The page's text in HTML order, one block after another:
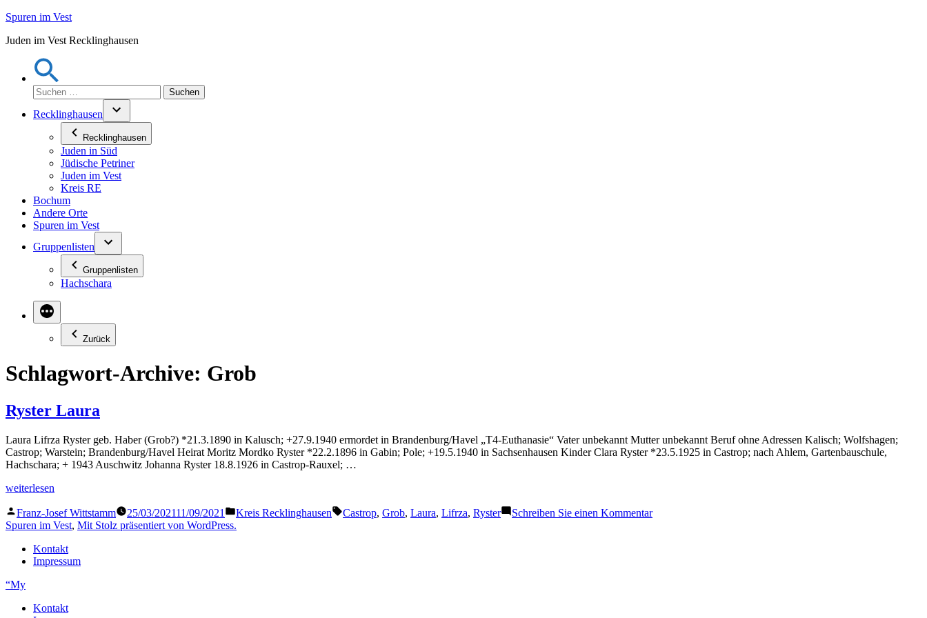
Zum
springen
Spuren im Vest
Juden im Vest Recklinghausen
Suchen
nach:
Recklinghausen
Recklinghausen
Juden in Süd
Jüdische Petriner
Juden im Vest
Kreis RE
Bochum
Andere Orte
Spuren im Vest
Gruppenlisten
Gruppenlisten
Hachschara
Zurück
Schlagwort-Archive: Grob
Ryster Laura
Laura Lifrza Ryster geb. Haber (Grob?) *21.3.1890 in Kalusch; +27.9.1940 ermordet in Brandenburg/Havel „T4-Euthanasie“ Vater unbekannt Mutter unbekannt Beruf ohne Adressen Kalisch; Wolfshagen;
Castrop; Warstein; Brandenburg/Havel Heirat Moritz Mordko Ryster *22.2.1896 in Gabin; Pole; +19.5.1940 in Sachsenhausen Kinder Clara Ryster *23.5.1925 in Castrop; nach Ahlem, Gartenbauschule,
Hachschara; + 1943 Auschwitz Johanna Ryster 18.8.1926 in Castrop-Rauxel; …
„Ryster
weiterlesen
Veröffentlicht
von
Franz-Josef Wittstamm 25/03/202111/09/2021
Veröffentlicht
Kreis Recklinghausen Schlagwörter:
Castrop, Grob, Laura, Lifrza, Ryster Schreiben Sie einen Kommentarzu
Spuren im Vest, Mit Stolz präsentiert von WordPress.
Kontakt
Impressum
“My
Kontakt